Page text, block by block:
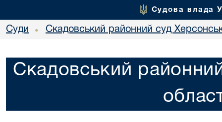
Судова влада
Суди • Скадовський районний суд
Скадовський